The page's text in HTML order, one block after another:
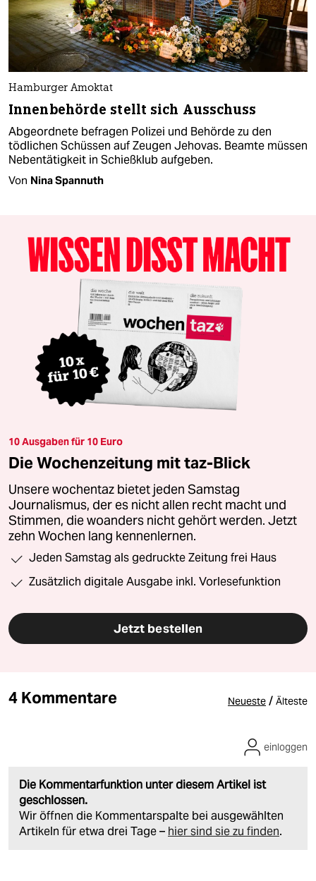
Hamburger Amoktat
Innenbehörde stellt sich Ausschuss
Abgeordnete befragen Polizei und Behörde zu den
tödlichen Schüssen auf Zeugen Jehovas. Beamte müssen
Nebentätigkeit in Schießklub aufgeben.
Von Nina Spannuth
10 Ausgaben für 10 Euro
Die Wochenzeitung mit taz-Blick
Unsere wochentaz bietet jeden Samstag
Journalismus, der es nicht allen recht macht und
Stimmen, die woanders nicht gehört werden. Jetzt
zehn Wochen lang kennenlernen.
Jeden Samstag als gedruckte Zeitung frei Haus
Zusätzlich digitale Ausgabe inkl. Vorlesefunktion
Jetzt bestellen
4 Kommentare Neueste / Älteste
Die Kommentarfunktion unter diesem Artikel ist
geschlossen.
Wir öffnen die Kommentarspalte bei ausgewählten
Artikeln für etwa drei Tage – hier sind sie zu finden.
einloggen